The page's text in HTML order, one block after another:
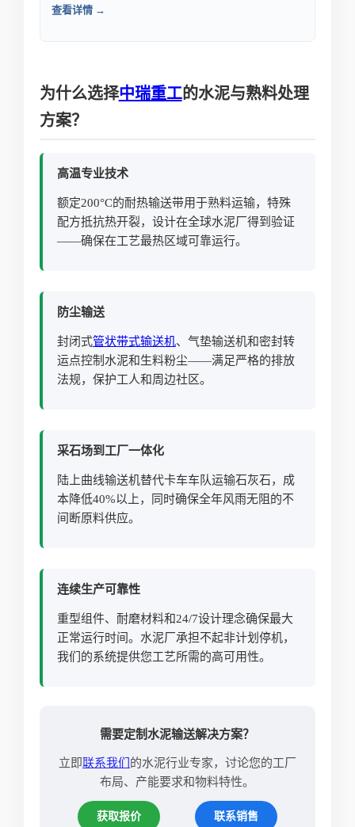
查看详情 →
为什么选择中瑞重工的水泥与熟料处理
方案？
高温专业技术
额定200°C的耐热输送带用于熟料运输，特殊
配方抵抗热开裂，设计在全球水泥厂得到验证
——确保在工艺最热区域可靠运行。
防尘输送
封闭式管状带式输送机、气垫输送机和密封转
运点控制水泥和生料粉尘——满足严格的排放
法规，保护工人和周边社区。
采石场到工厂一体化
陆上曲线输送机替代卡车车队运输石灰石，成
本降低40%以上，同时确保全年风雨无阻的不
间断原料供应。
连续生产可靠性
重型组件、耐磨材料和24/7设计理念确保最大
正常运行时间。水泥厂承担不起非计划停机，
我们的系统提供您工艺所需的高可用性。
需要定制水泥输送解决方案？
立即联系我们的水泥行业专家，讨论您的工厂
布局、产能要求和物料特性。
获取报价 联系销售